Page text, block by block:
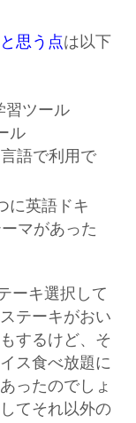
思う点は以下
習ツール
ル
語で利用で
に英語ドキ
マがあった
ーキ選択して
テーキがおい
するけど、そ
ス食べ放題に
ったのでしょ
てそれ以外の